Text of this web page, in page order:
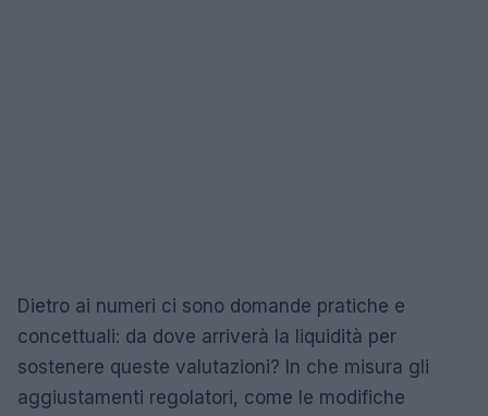
Dietro ai numeri ci sono domande pratiche e
concettuali: da dove arriverà la liquidità per
sostenere queste valutazioni? In che misura gli
aggiustamenti regolatori, come le modifiche